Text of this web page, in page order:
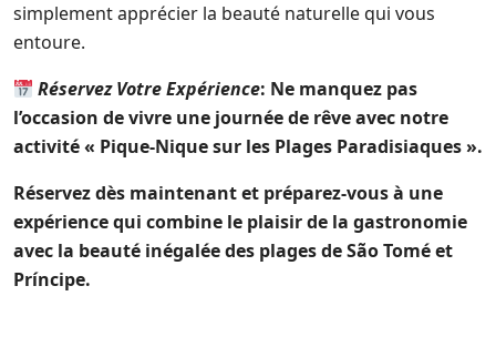
simplement apprécier la beauté naturelle qui vous
entoure.
Réservez Votre Expérience: Ne manquez pas
l’occasion de vivre une journée de rêve avec notre
activité « Pique-Nique sur les Plages Paradisiaques ».
Réservez dès maintenant et préparez-vous à une
expérience qui combine le plaisir de la gastronomie
avec la beauté inégalée des plages de São Tomé et
Príncipe.